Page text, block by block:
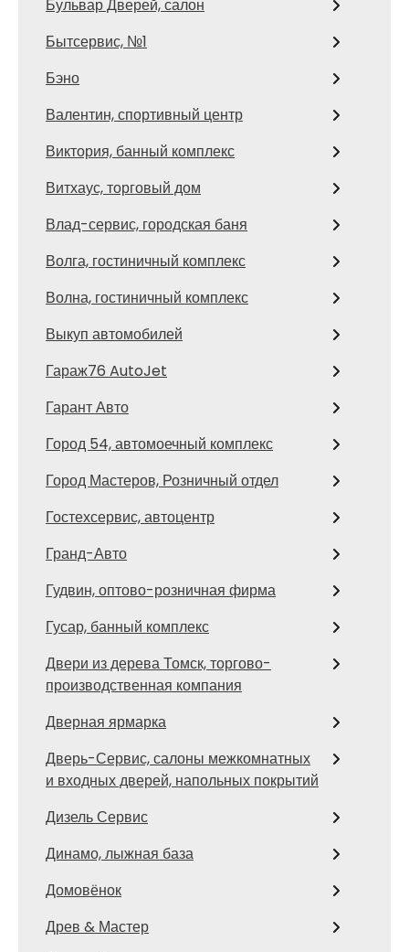
Бульвар Дверей, салон
Бытсервис, №1
Бэно
Валентин, спортивный центр
Виктория, банный комплекс
Витхаус, торговый дом
Влад-сервис, городская баня
Волга, гостиничный комплекс
Волна, гостиничный комплекс
Выкуп автомобилей
Гараж76 AutoJet
Гарант Авто
Город 54, автомоечный комплекс
Город Мастеров, Розничный отдел
Гостехсервис, автоцентр
Гранд-Авто
Гудвин, оптово-розничная фирма
Гусар, банный комплекс
Двери из дерева Томск, торгово-
производственная компания
Дверная ярмарка
Дверь-Сервис, салоны межкомнатных
и входных дверей, напольных покрытий
Дизель Сервис
Динамо, лыжная база
Домовёнок
Древ & Мастер